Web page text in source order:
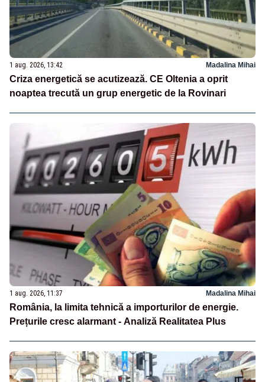
1 aug. 2026, 13:42 Madalina Mihai
Criza energetică se acutizează. CE Oltenia a oprit
noaptea trecută un grup energetic de la Rovinari
1 aug. 2026, 11:37 Madalina Mihai
România, la limita tehnică a importurilor de energie.
Prețurile cresc alarmant - Analiză Realitatea Plus